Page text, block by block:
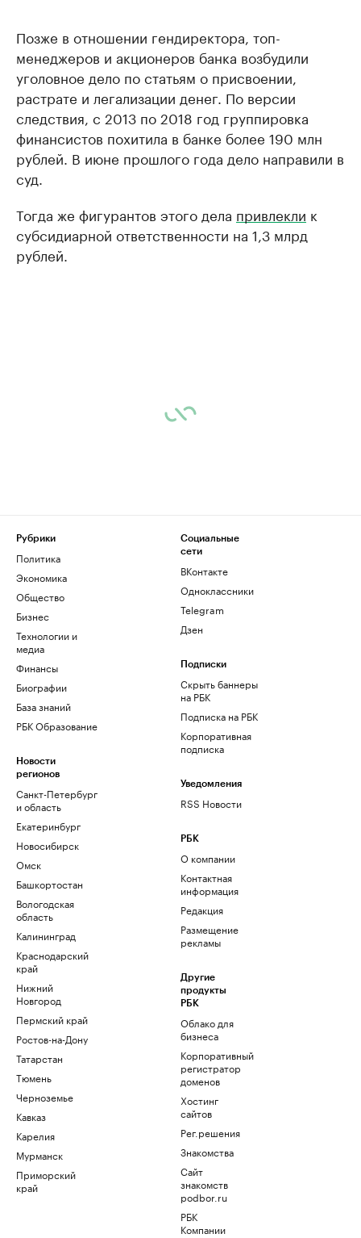
Позже в отношении гендиректора, топ-
менеджеров и акционеров банка возбудили
уголовное дело по статьям о присвоении,
растрате и легализации денег. По версии
следствия, с 2013 по 2018 год группировка
финансистов похитила в банке более 190 млн
рублей. В июне прошлого года дело направили в
суд.
Тогда же фигурантов этого дела привлекли к
субсидиарной ответственности на 1,3 млрд
рублей.
Рубрики
Политика
Экономика
Общество
Бизнес
Технологии и
медиа
Финансы
Биографии
База знаний
РБК Образование
Новости
регионов
Санкт-Петербург
и область
Екатеринбург
Новосибирск
Омск
Башкортостан
Вологодская
область
Калининград
Краснодарский
край
Нижний
Новгород
Пермский край
Ростов-на-Дону
Татарстан
Тюмень
Черноземье
Кавказ
Карелия
Мурманск
Приморский
край
Социальные
сети
ВКонтакте
Одноклассники
Telegram
Дзен
Подписки
Скрыть баннеры
на РБК
Подписка на РБК
Корпоративная
подписка
Уведомления
RSS Новости
РБК
О компании
Контактная
информация
Редакция
Размещение
рекламы
Другие
продукты
РБК
Облако для
бизнеса
Корпоративный
регистратор
доменов
Хостинг
сайтов
Рег.решения
Знакомства
Сайт
знакомств
podbor.ru
РБК
Компании